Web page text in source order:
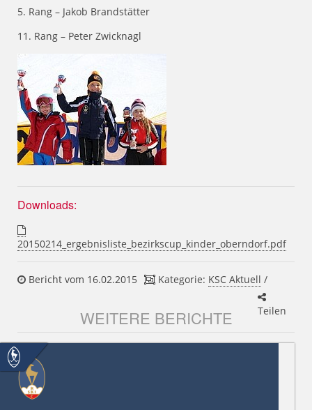
5. Rang – Jakob Brandstätter
11. Rang – Peter Zwicknagl
Downloads:
20150214_ergebnisliste_bezirkscup_kinder_oberndorf.pdf
Bericht vom 16.02.2015 Kategorie: KSC Aktuell /
Teilen
WEITERE BERICHTE